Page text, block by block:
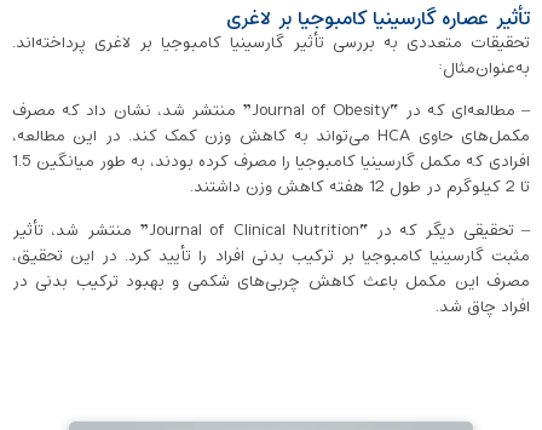
تأثیر عصاره گارسینیا کامبوجیا بر لاغری
تحقیقات متعددی به بررسی تأثیر گارسینیا کامبوجیا بر لاغری پرداخته‌اند.
به‌عنوان‌مثال:
– مطالعه‌ای که در “Journal of Obesity” منتشر شد، نشان داد که مصرف
مکمل‌های حاوی HCA می‌تواند به کاهش وزن کمک کند. در این مطالعه،
افرادی که مکمل گارسینیا کامبوجیا را مصرف کرده بودند، به طور میانگین 1.5
تا 2 کیلوگرم در طول 12 هفته کاهش وزن داشتند.
– تحقیقی دیگر که در “Journal of Clinical Nutrition” منتشر شد، تأثیر
مثبت گارسینیا کامبوجیا بر ترکیب بدنی افراد را تأیید کرد. در این تحقیق،
مصرف این مکمل باعث کاهش چربی‌های شکمی و بهبود ترکیب بدنی در
افراد چاق شد.